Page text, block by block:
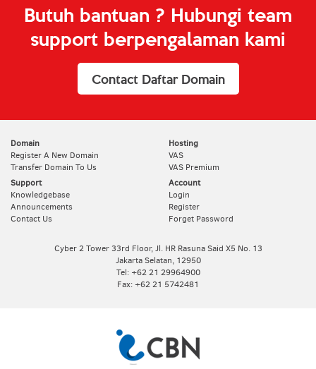
Butuh bantuan ? Hubungi team
support berpengalaman kami
Contact Daftar Domain
Domain
Register A New Domain
Transfer Domain To Us
Hosting
VAS
VAS Premium
Support
Knowledgebase
Announcements
Contact Us
Account
Login
Register
Forget Password
Cyber 2 Tower 33rd Floor, Jl. HR Rasuna Said X5 No. 13
Jakarta Selatan, 12950
Tel: +62 21 29964900
Fax: +62 21 5742481